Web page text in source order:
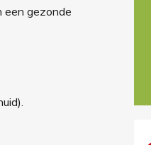
een gezonde